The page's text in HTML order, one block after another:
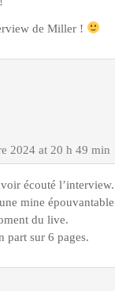
de Miller !
2024 at 20 h 49 min
écouté l’interview.
mine
du live.
part sur 6 pages.